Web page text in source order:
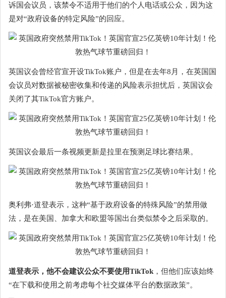
诉国会议员，该禁令不适用于他们的个人电话或公众，因为这
是对“政府设备的特定风险”的回应。
英国议会曾经官宣开设TikTok账户，但是在去年8月，在英国国
会议员对数据被秘密收集和传递的风险表示担忧后，英国议会
关闭了其TikTok官方账户。
英国议会最后一条视频更新是拉里在预测足球比赛结果。
奥利弗·道登表示，这种“基于政府设备的特殊风险”的禁用做
法，是在美国、加拿大和欧盟等国出台类似禁令之后采取的。
道登表示，他不会建议公众不要使用TikTok ，但他们应该始终
“在下载和使用之前考虑每个社交媒体平台的数据政策”。